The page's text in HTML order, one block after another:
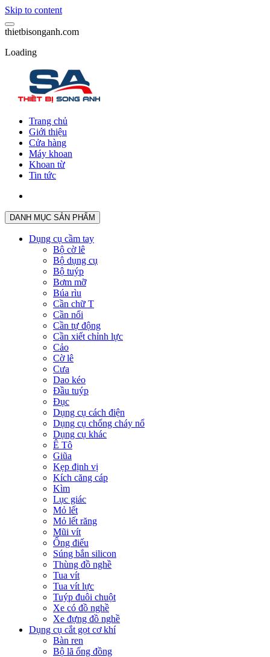
Skip to content
thietbisonganh.com
Loading
Trang chủ
Giới thiệu
Cửa hàng
Máy khoan
Khoan từ
Tin tức
DANH MỤC SẢN PHẨM
Dụng cụ cầm tay
Bộ cờ lê
Bộ dụng cụ
Bộ tuýp
Bơm mỡ
Búa rìu
Cần chữ T
Cần nối
Cần tự động
Cần xiết chỉnh lực
Cảo
Cờ lê
Cưa
Dao kéo
Đầu tuýp
Đục
Dụng cụ cách điện
Dụng cụ chống cháy nổ
Dụng cụ khác
Ê Tô
Giũa
Kẹp định vị
Kích căng cáp
Kìm
Lục giác
Mỏ lết
Mỏ lết răng
Mũi vít
Ống điếu
Súng bắn silicon
Thùng đồ nghề
Tua vít
Tua vít lực
Tuýp đuôi chuột
Xe có đồ nghề
Xe đựng đồ nghề
Dụng cụ cắt gọt cơ khí
Bàn ren
Bộ lã ống đồng